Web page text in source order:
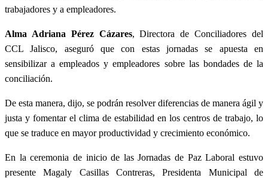
trabajadores y a empleadores.
Alma Adriana Pérez Cázares, Directora de Conciliadores del
CCL Jalisco, aseguró que con estas jornadas se apuesta en
sensibilizar a empleados y empleadores sobre las bondades de la
conciliación.
De esta manera, dijo, se podrán resolver diferencias de manera ágil y
justa y fomentar el clima de estabilidad en los centros de trabajo, lo
que se traduce en mayor productividad y crecimiento económico.
En la ceremonia de inicio de las Jornadas de Paz Laboral estuvo
presente Magaly Casillas Contreras, Presidenta Municipal de